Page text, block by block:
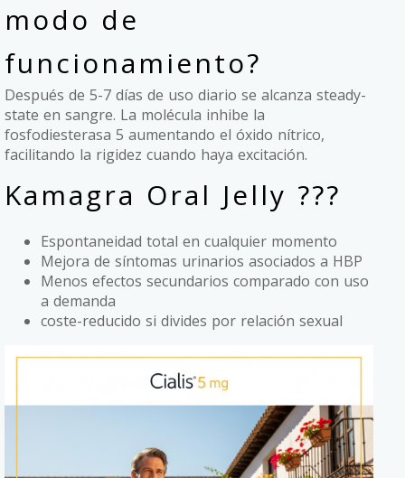
modo de
funcionamiento?
Después de 5-7 días de uso diario se alcanza steady-
state en sangre. La molécula inhibe la
fosfodiesterasa 5 aumentando el óxido nítrico,
facilitando la rigidez cuando haya excitación.
Kamagra Oral Jelly ???
Espontaneidad total en cualquier momento
Mejora de síntomas urinarios asociados a HBP
Menos efectos secundarios comparado con uso
a demanda
coste-reducido si divides por relación sexual